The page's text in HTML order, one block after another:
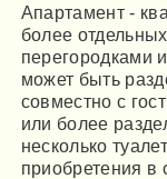
Апартамент -
более
перегородками
может быть
совместно с
или более
несколько
приобретения в